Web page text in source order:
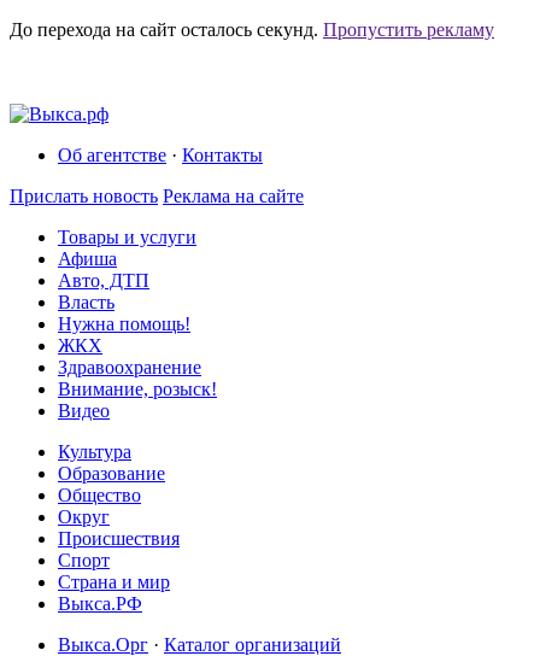
До перехода на сайт осталось секунд. Пропустить рекламу
Об агентстве · Контакты
Прислать новость Реклама на сайте
Товары и услуги
Афиша
Авто, ДТП
Власть
Нужна помощь!
ЖКХ
Здравоохранение
Внимание, розыск!
Видео
Культура
Образование
Общество
Округ
Происшествия
Спорт
Страна и мир
Выкса.РФ
Выкса.Орг · Каталог организаций